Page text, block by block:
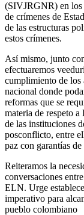
(SIVJRGNR) en los
de crímenes de
de las estructuras
estos crímenes.
Así mismo, junto
efectuaremos
cumplimiento de los
nacional donde
reformas que se
materia de respeto
de las instituciones
posconflicto, entre
paz con garantías
Reiteramos la
conversaciones
ELN. Urge
imperativo para
pueblo colombiano